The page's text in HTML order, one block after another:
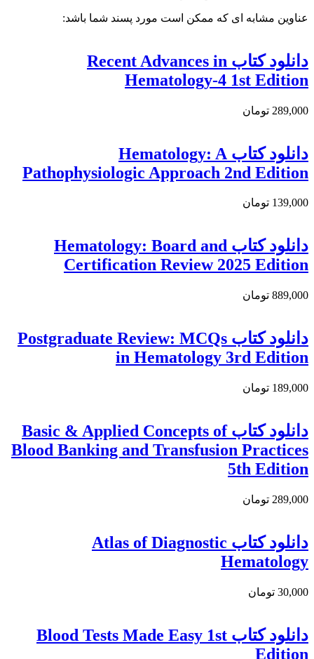
عناوین مشابه ای که ممکن است مورد پسند شما باشد:
دانلود کتاب Recent Advances in
Hematology-4 1st Edition
289,000 تومان
دانلود كتاب Hematology: A
Pathophysiologic Approach 2nd Edition
139,000 تومان
دانلود كتاب Hematology: Board and
Certification Review 2025 Edition
889,000 تومان
دانلود کتاب Postgraduate Review: MCQs
in Hematology 3rd Edition
189,000 تومان
دانلود کتاب Basic & Applied Concepts of
Blood Banking and Transfusion Practices
5th Edition
289,000 تومان
دانلود کتاب Atlas of Diagnostic
Hematology
30,000 تومان
دانلود كتاب Blood Tests Made Easy 1st
Edition